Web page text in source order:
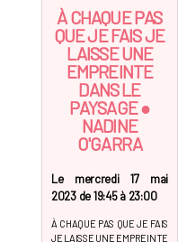
À CHAQUE PAS
QUE JE FAIS JE
LAISSE UNE
EMPREINTE
DANS LE
PAYSAGE ●
NADINE
O'GARRA
Le mercredi 17 mai
2023 de 19:45 à 23:00
À CHAQUE PAS QUE JE FAIS
JE LAISSE UNE EMPREINTE